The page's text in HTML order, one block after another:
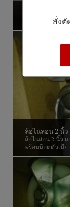
ล้อโพลียูรีเทน ข
ล้อไนล่อน 2 นิ้
ล้อไนล่อน 2 นิ้ว
พร้อมน๊อตตัวเมีย
สั่งตั